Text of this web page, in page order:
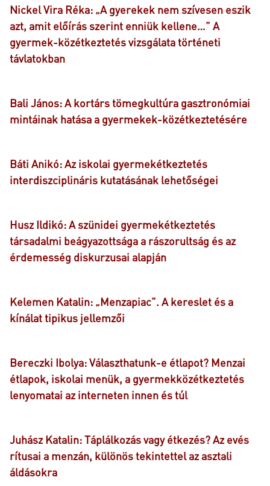
Nickel Vira Réka: „A gyerekek nem szívesen eszik
azt, amit előírás szerint enniük kellene…” A
gyermek-közétkeztetés vizsgálata történeti
távlatokban
Bali János: A kortárs tömegkultúra gasztronómiai
mintáinak hatása a gyermekek-közétkeztetésére
Báti Anikó: Az iskolai gyermekétkeztetés
interdiszciplináris kutatásának lehetőségei
Husz Ildikó: A szünidei gyermekétkeztetés
társadalmi beágyazottsága a rászorultság és az
érdemesség diskurzusai alapján
Kelemen Katalin: „Menzapiac”. A kereslet és a
kínálat tipikus jellemzői
Bereczki Ibolya: Választhatunk-e étlapot? Menzai
étlapok, iskolai menük, a gyermekközétkeztetés
lenyomatai az interneten innen és túl
Juhász Katalin: Táplálkozás vagy étkezés? Az evés
rítusai a menzán, különös tekintettel az asztali
áldásokra